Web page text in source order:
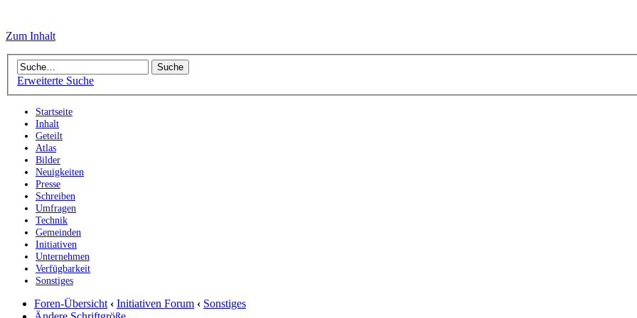
Zum Inhalt
Erweiterte Suche
Startseite
Inhalt
Geteilt
Atlas
Bilder
Neuigkeiten
Presse
Schreiben
Umfragen
Technik
Gemeinden
Initiativen
Unternehmen
Verfügbarkeit
Sonstiges
Foren-Übersicht ‹ Initiativen Forum ‹ Sonstiges